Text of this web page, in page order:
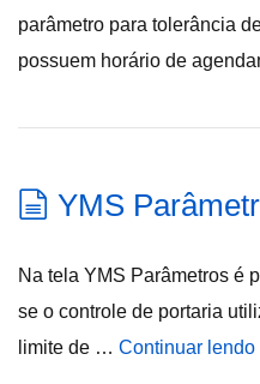
parâmetro para tolerância
possuem horário de
YMS
Na tela YMS Parâmetros é
se o controle de portaria
limite de … Continuar lendo